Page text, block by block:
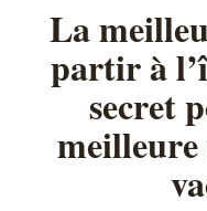
La
partir à
secret
meilleure